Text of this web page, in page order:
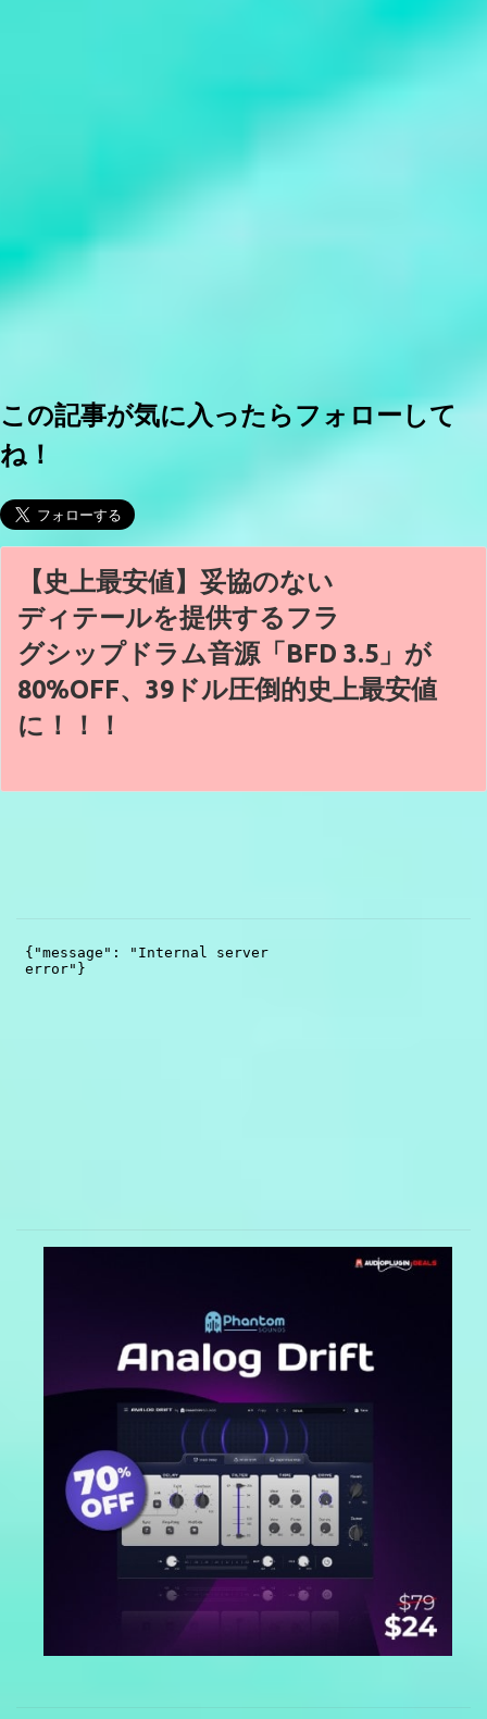
この記事が気に入ったらフォローして
ね！
【史上最安値】妥協のない
ディテールを提供するフラ
グシップドラム音源「BFD 3.5」が
80%OFF、39ドル圧倒的史上最安値
に！！！